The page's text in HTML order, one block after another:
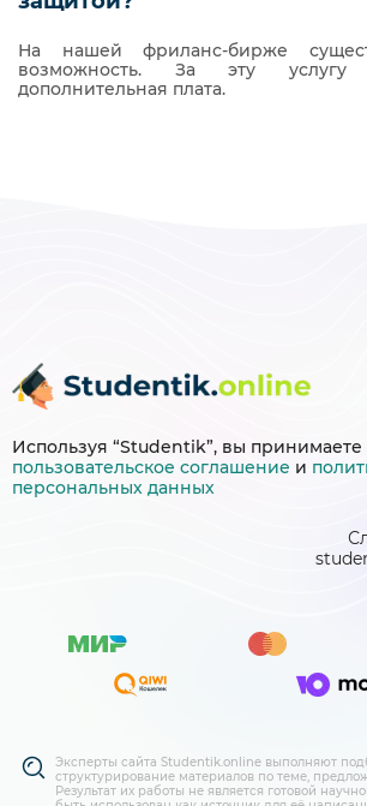
На нашей фриланс-бирже
возможность. За эту услугу
дополнительная плата.
Используя “Studentik”, вы принимаете
пользовательское соглашение и
персональных данных
Эксперты сайта Studentik.online выполняют
структурирование материалов по теме,
Результат их работы не является готовой